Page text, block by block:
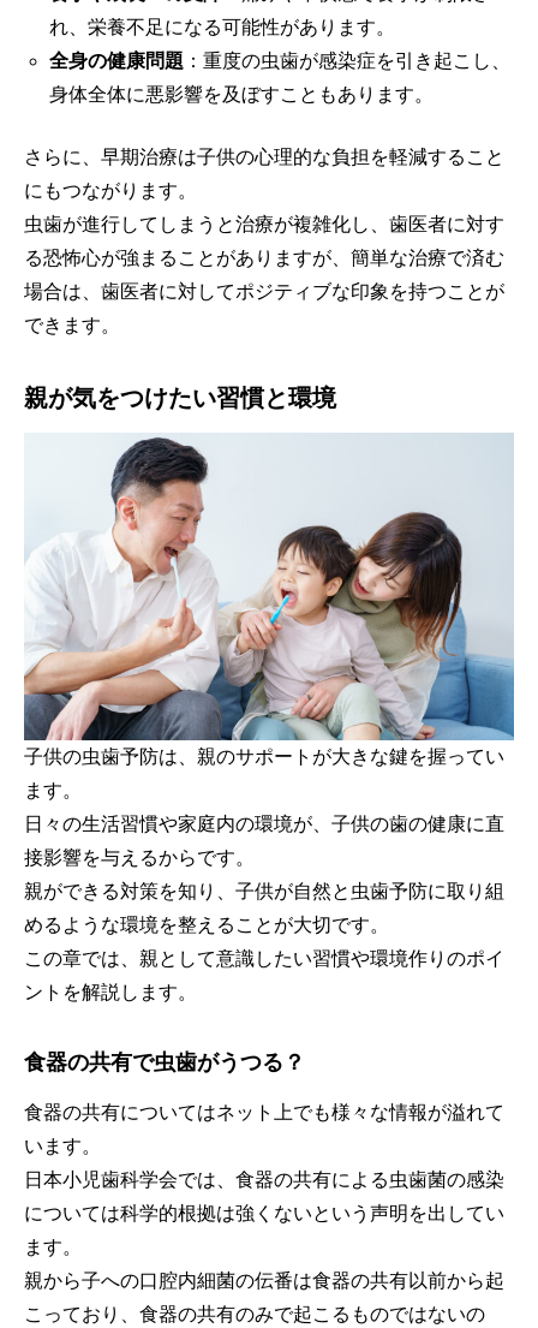
れ、栄養不足になる可能性があります。
全身の健康問題 ：重度の虫歯が感染症を引き起こし、
身体全体に悪影響を及ぼすこともあります。
さらに、早期治療は子供の心理的な負担を軽減すること
にもつながります。
虫歯が進行してしまうと治療が複雑化し、歯医者に対す
る恐怖心が強まることがありますが、簡単な治療で済む
場合は、歯医者に対してポジティブな印象を持つことが
できます。
親が気をつけたい習慣と環境
子供の虫歯予防は、親のサポートが大きな鍵を握ってい
ます。
日々の生活習慣や家庭内の環境が、子供の歯の健康に直
接影響を与えるからです。
親ができる対策を知り、子供が自然と虫歯予防に取り組
めるような環境を整えることが大切です。
この章では、親として意識したい習慣や環境作りのポイ
ントを解説します。
食器の共有で虫歯がうつる？
食器の共有についてはネット上でも様々な情報が溢れて
います。
日本小児歯科学会では、食器の共有による虫歯菌の感染
については科学的根拠は強くないという声明を出してい
ます。
親から子への口腔内細菌の伝番は食器の共有以前から起
こっており、食器の共有のみで起こるものではないの